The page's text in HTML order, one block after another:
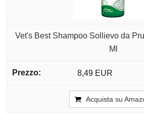
Vet's Best Shampoo Sollievo da
Ml
8,49 EUR
Acquista su